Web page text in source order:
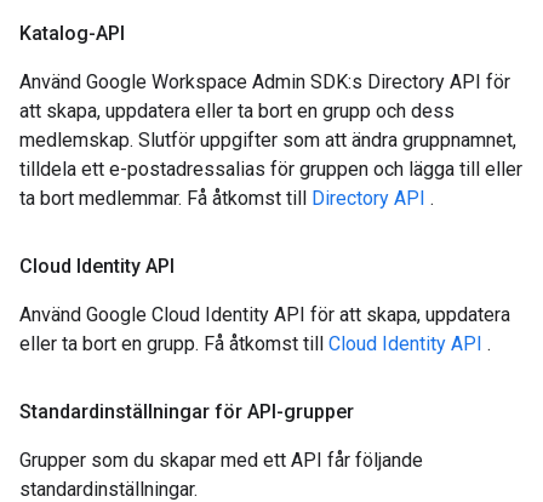
Katalog-API
Använd Google Workspace Admin SDK:s Directory API för
att skapa, uppdatera eller ta bort en grupp och dess
medlemskap. Slutför uppgifter som att ändra gruppnamnet,
tilldela ett e-postadressalias för gruppen och lägga till eller
ta bort medlemmar. Få åtkomst till Directory API .
Cloud Identity API
Använd Google Cloud Identity API för att skapa, uppdatera
eller ta bort en grupp. Få åtkomst till Cloud Identity API .
Standardinställningar för API-grupper
Grupper som du skapar med ett API får följande
standardinställningar.